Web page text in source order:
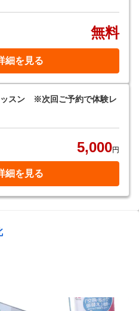
無料
細を見る
ッスン ※次回ご予約で体験レ
5,000円
細を見る